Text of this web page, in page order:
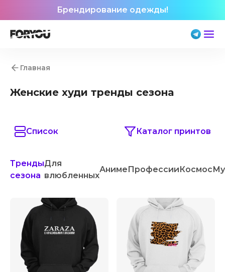
Брендирование одежды!
Главная
Женские худи тренды сезона
Список Каталог принтов
Тренды
сезона
Для
влюбленных
АнимеПрофессииКосмос